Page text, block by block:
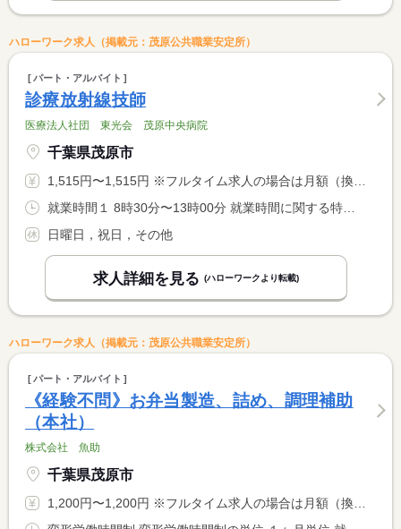
ハローワーク求人（掲載元：茂原公共職業安定所）
パート・アルバイト
診療放射線技師
医療法人社団 東光会 茂原中央病院
千葉県茂原市
1,515円〜1,515円 ※フルタイム求人の場合は月額（換算額）、パート求人の場合は時間額を表示しています。
日曜日，祝日，その他
求人詳細を見る (ハローワークより転載)
ハローワーク求人（掲載元：茂原公共職業安定所）
パート・アルバイト
《経験不問》お弁当製造、詰め、調理補助
（本社）
株式会社 魚助
千葉県茂原市
1,200円〜1,200円 ※フルタイム求人の場合は月額（換算額）、パート求人の場合は時間額を表示しています。